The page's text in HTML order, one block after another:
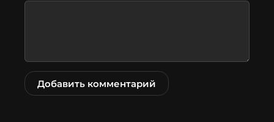
Добавить комментарий